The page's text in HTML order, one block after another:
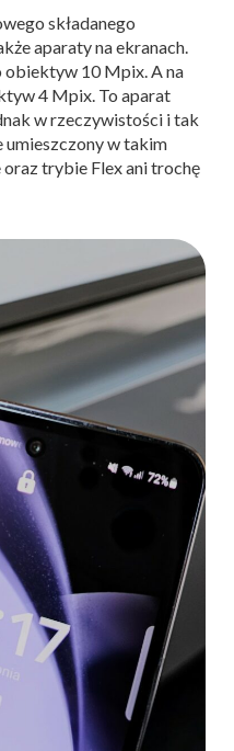
składanego
aparaty na ekranach.
obiektyw 10 Mpix. A na
4 Mpix. To aparat
w rzeczywistości i tak
umieszczony w takim
oraz trybie Flex ani trochę